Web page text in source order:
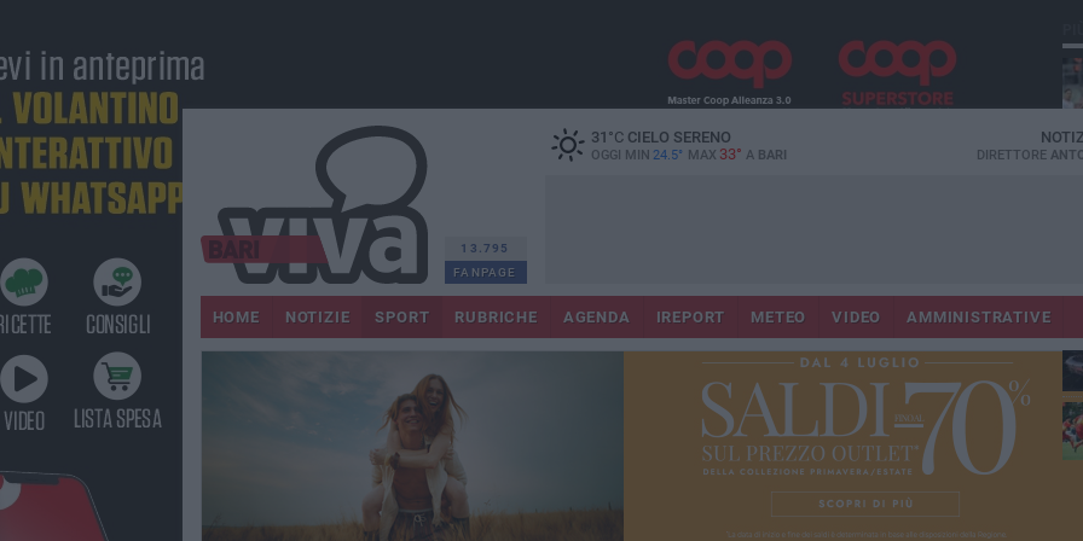
13.795
FANPAGE
31 °CCIELO SERENO
OGGI MIN 24.5° MAX 33° A BARI DIRETTORE
HOME NOTIZIE SPORT RUBRICHE AGENDA IREPORT METEO VIDEO AMMINISTRATIVE